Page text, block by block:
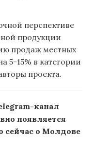
перспективе
продукции
продаж местных
5-15% в категории
проекта.
канал
появляется
сейчас о Молдове